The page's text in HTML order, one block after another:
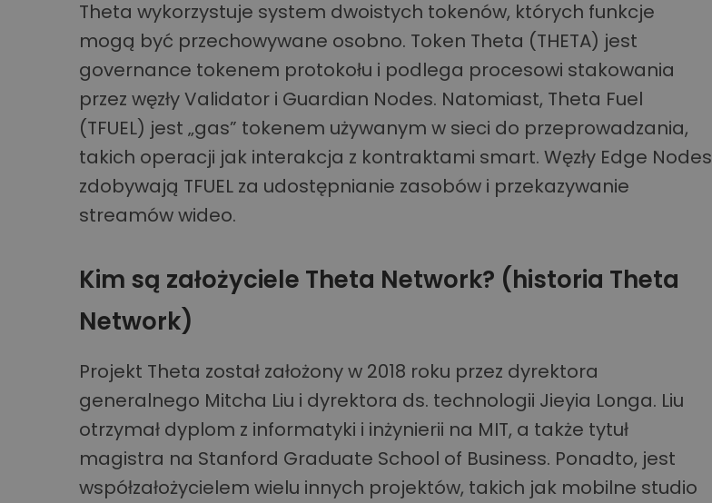
Theta wykorzystuje system dwoistych tokenów, których funkcje
mogą być przechowywane osobno. Token Theta (THETA) jest
governance tokenem protokołu i podlega procesowi stakowania
przez węzły Validator i Guardian Nodes. Natomiast, Theta Fuel
(TFUEL) jest „gas” tokenem używanym w sieci do przeprowadzania,
takich operacji jak interakcja z kontraktami smart. Węzły Edge Nodes
zdobywają TFUEL za udostępnianie zasobów i przekazywanie
streamów wideo.
Kim są założyciele Theta Network? (historia Theta
Network)
Projekt Theta został założony w 2018 roku przez dyrektora
generalnego Mitcha Liu i dyrektora ds. technologii Jieyia Longa. Liu
otrzymał dyplom z informatyki i inżynierii na MIT, a także tytuł
magistra na Stanford Graduate School of Business. Ponadto, jest
współzałożycielem wielu innych projektów, takich jak mobilne studio